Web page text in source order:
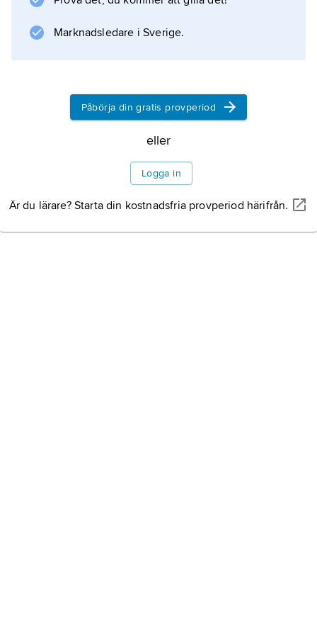
viss tidpunkt, t.ex. en persons
födelseögonblick.
hjälp av väletablerade astronomiska teorier.
Information om artikeln
Marknadsledare i Sverige.
Påbörja din gratis provperiod
eller
Logga in
Är du lärare? Starta din kostnadsfria provperiod härifrån.